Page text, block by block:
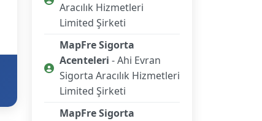
Aracılık Hizmetleri
Limited Şirketi
MapFre Sigorta
Acenteleri - Ahi Evran
Sigorta Aracılık Hizmetleri
Limited Şirketi
MapFre Sigorta